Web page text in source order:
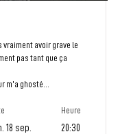
vraiment avoir grave le
pas tant que ça
m’a ghosté…
18 sep.
Heure
20:30